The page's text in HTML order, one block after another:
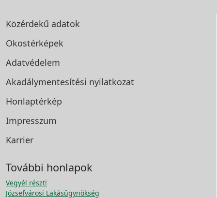
Közérdekű adatok
Okostérképek
Adatvédelem
Akadálymentesítési nyilatkozat
Honlaptérkép
Impresszum
Karrier
További honlapok
Vegyél részt!
Józsefvárosi Lakásügynökség